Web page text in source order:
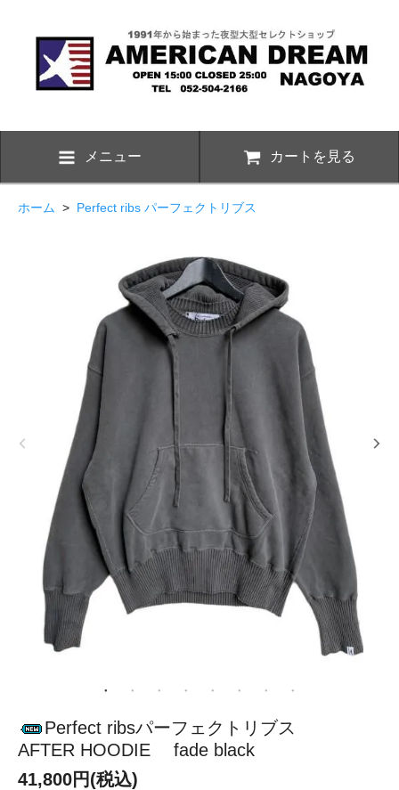
メニュー カートを見る
ホーム > Perfect ribs パーフェクトリブス
Perfect ribsパーフェクトリブス
AFTER HOODIE fade black
41,800円(税込)